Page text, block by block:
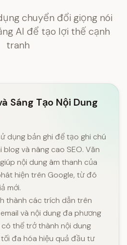
chuyển đổi giọng nói
AI để tạo lợi thế cạnh
tranh
Sáng Tạo Nội Dung
dụng bản ghi để tạo ghi chú
và nâng cao SEO. Văn
nội dung âm thanh của
hiện trên Google, từ đó
mới.
thành các trích dẫn trên
và nội dung đa phương
thể trở thành nội dung
đa hóa hiệu quả đầu tư